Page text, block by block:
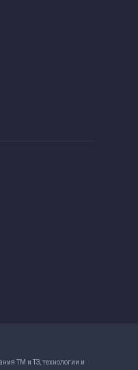
ТМ и ТЗ, технологии и